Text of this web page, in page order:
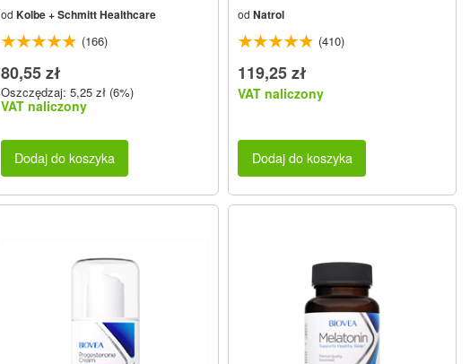
od Kolbe + Schmitt Healthcare
(166)
80,55 zł
Oszczędzaj: 5,25 zł (6%)
VAT naliczony
Dodaj do koszyka
od Natrol
(410)
119,25 zł
VAT naliczony
Dodaj do koszyka